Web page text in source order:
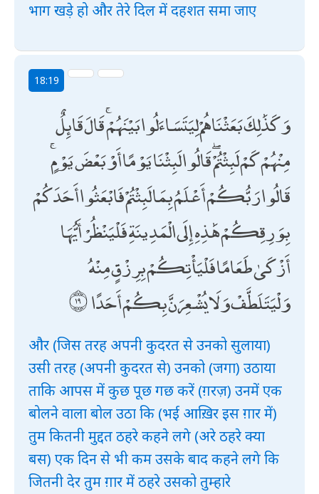
भाग खड़े हो और तेरे दिल में दहशत समा जाए
18:19
وَكَذَٰلِكَ بَعَثْنَاهُمْ لِيَتَسَاءَلُوا بَيْنَهُمْ ۚ قَالَ قَائِلٌ
مِنْهُمْ كَمْ لَبِثْتُمْ ۖ قَالُوا لَبِثْنَا يَوْمًا أَوْ بَعْضَ يَوْمٍ ۚ
قَالُوا رَبُّكُمْ أَعْلَمُ بِمَا لَبِثْتُمْ فَابْعَثُوا أَحَدَكُمْ
بِوَرِقِكُمْ هَٰذِهِ إِلَى الْمَدِينَةِ فَلْيَنْظُرْ أَيُّهَا
أَزْكَىٰ طَعَامًا فَلْيَأْتِكُمْ بِرِزْقٍ مِنْهُ
وَلْيَتَلَطَّفْ وَلَا يُشْعِرَنَّ بِكُمْ أَحَدًا
और (जिस तरह अपनी कुदरत से उनको सुलाया)
उसी तरह (अपनी कुदरत से) उनको (जगा) उठाया
ताकि आपस में कुछ पूछ गछ करें (ग़रज़) उनमें एक
बोलने वाला बोल उठा कि (भई आख़िर इस ग़ार में)
तुम कितनी मुद्दत ठहरे कहने लगे (अरे ठहरे क्या
बस) एक दिन से भी कम उसके बाद कहने लगे कि
जितनी देर तुम ग़ार में ठहरे उसको तुम्हारे